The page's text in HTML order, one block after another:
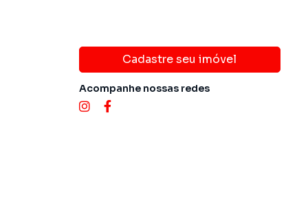
Cadastre seu imóvel
Acompanhe nossas redes